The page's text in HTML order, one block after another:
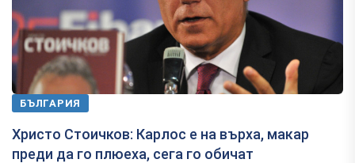
БЪЛГАРИЯ
Христо Стоичков: Карлос е на върха, макар
преди да го плюеха, сега го обичат